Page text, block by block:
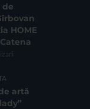
de
HOME
artă